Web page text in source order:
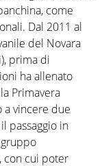
come
Dal 2011 al
del Novara
prima di
ha allenato
Primavera
a vincere due
passaggio in
con cui poter